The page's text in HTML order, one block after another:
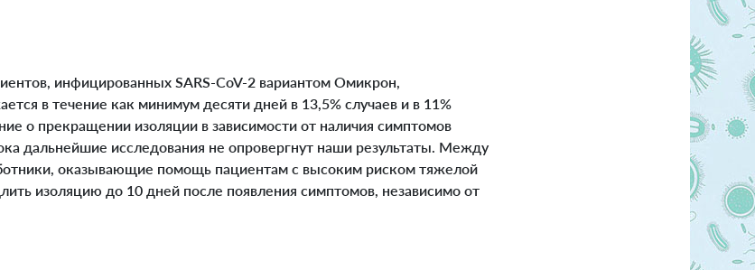
инфицированных SARS-CoV-2 вариантом Омикрон,
в течение как минимум десяти дней в 13,5% случаев и в 11%
о прекращении изоляции в зависимости от наличия симптомов
дальнейшие исследования не опровергнут наши результаты. Между
оказывающие помощь пациентам с высоким риском тяжелой
изоляцию до 10 дней после появления симптомов, независимо от